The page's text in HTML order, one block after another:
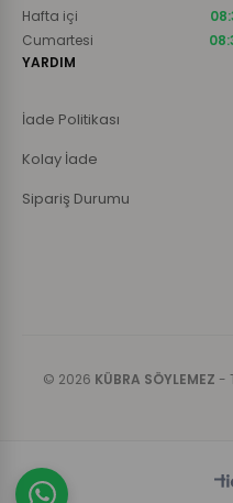
Hafta içi
Cumartesi
YARDIM
İade Politikası
Kolay İade
Sipariş Durumu
© 2026 KÜBRA SÖYLEMEZ -